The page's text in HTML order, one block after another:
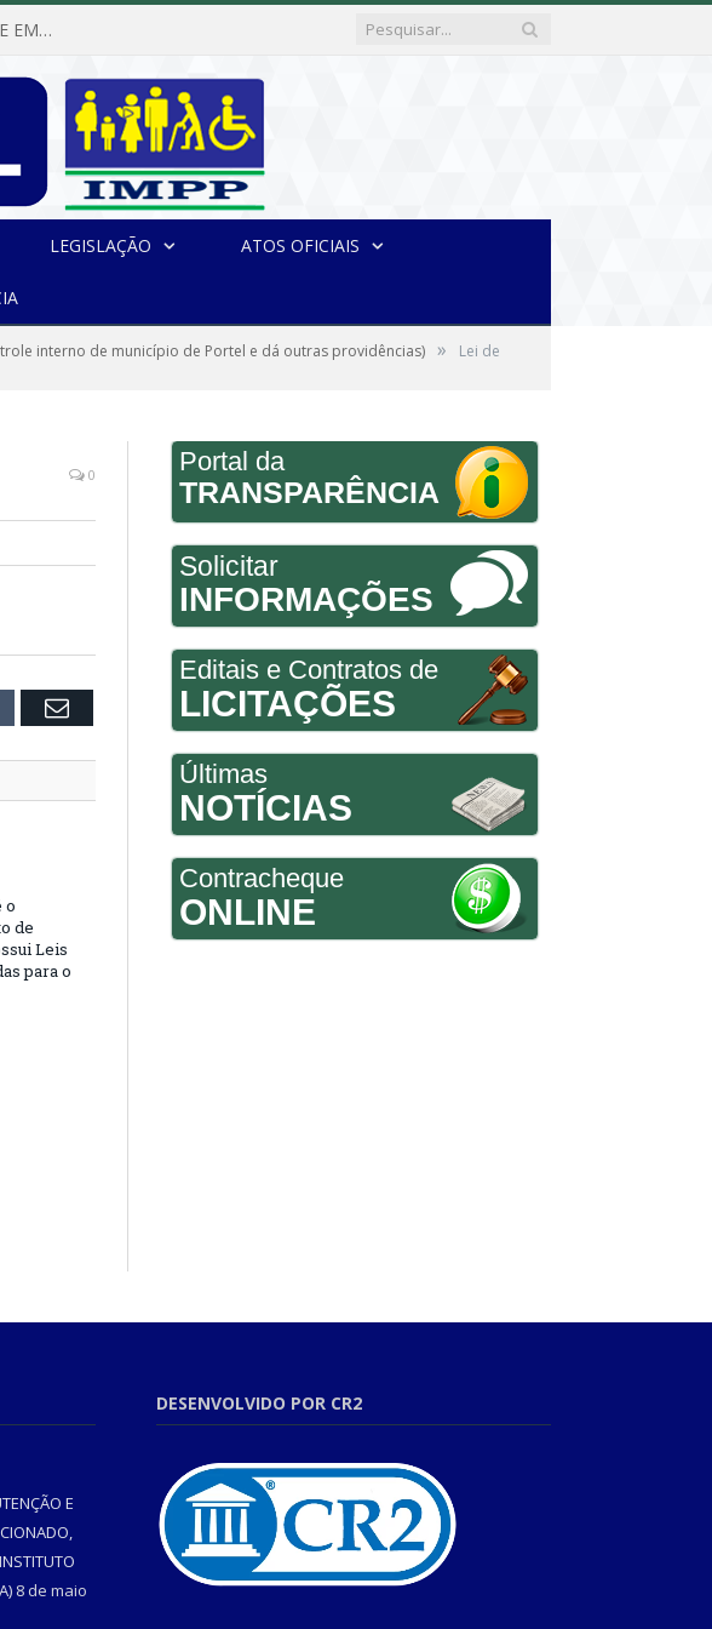
Dispensa de Licitação Nº 7/2026-300404-I (CONTRATAÇÃO DE EMPRESA PARA MANUTENÇÃO E REPARAÇÃO DE APARELHOS DE AR CONDICIONADO, EM ATENDIMENTO ÀS NECESSIDADES DO INSTITUTO DE PREVIDÊNCIA MUNICIPAL DE PORTEL/PA)
LEGISLAÇÃO ATOS OFICIAIS
interno de município de Portel e dá outras providências) » Lei de
0
Email
o
de
Leis
para o
Portal da
TRANSPARÊNCIA
Solicitar
INFORMAÇÕES
Editais e Contratos de
LICITAÇÕES
Últimas
NOTÍCIAS
Contracheque
ONLINE
E
8 de maio
DESENVOLVIDO POR CR2